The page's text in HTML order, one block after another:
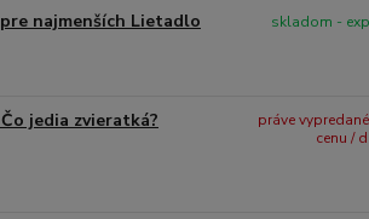
najmenších Lietadlo skladom -
jedia zvieratká?
práve
cenu /